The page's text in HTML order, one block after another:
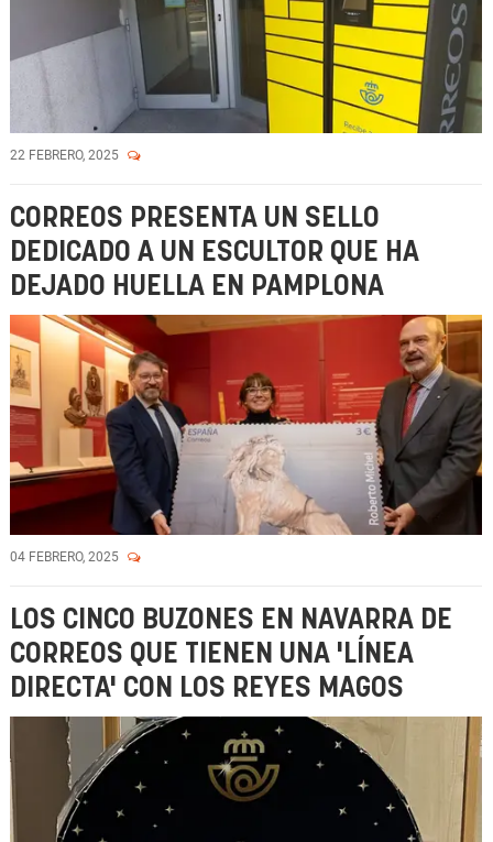
22 FEBRERO, 2025
CORREOS PRESENTA UN SELLO
DEDICADO A UN ESCULTOR QUE HA
DEJADO HUELLA EN PAMPLONA
04 FEBRERO, 2025
LOS CINCO BUZONES EN NAVARRA DE
CORREOS QUE TIENEN UNA 'LÍNEA
DIRECTA' CON LOS REYES MAGOS